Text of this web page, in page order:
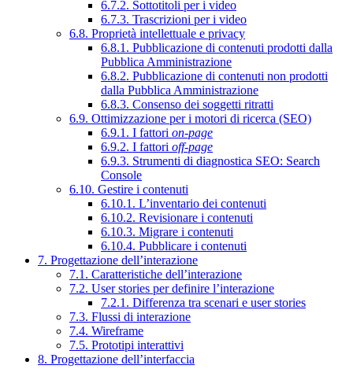
6.7.2. Sottotitoli per i video
6.7.3. Trascrizioni per i video
6.8. Proprietà intellettuale e privacy
6.8.1. Pubblicazione di contenuti prodotti dalla
Pubblica Amministrazione
6.8.2. Pubblicazione di contenuti non prodotti
dalla Pubblica Amministrazione
6.8.3. Consenso dei soggetti ritratti
6.9. Ottimizzazione per i motori di ricerca (SEO)
6.9.1. I fattori on-page
6.9.2. I fattori off-page
6.9.3. Strumenti di diagnostica SEO: Search
Console
6.10. Gestire i contenuti
6.10.1. L’inventario dei contenuti
6.10.2. Revisionare i contenuti
6.10.3. Migrare i contenuti
6.10.4. Pubblicare i contenuti
7. Progettazione dell’interazione
7.1. Caratteristiche dell’interazione
7.2. User stories per definire l’interazione
7.2.1. Differenza tra scenari e user stories
7.3. Flussi di interazione
7.4. Wireframe
7.5. Prototipi interattivi
8. Progettazione dell’interfaccia